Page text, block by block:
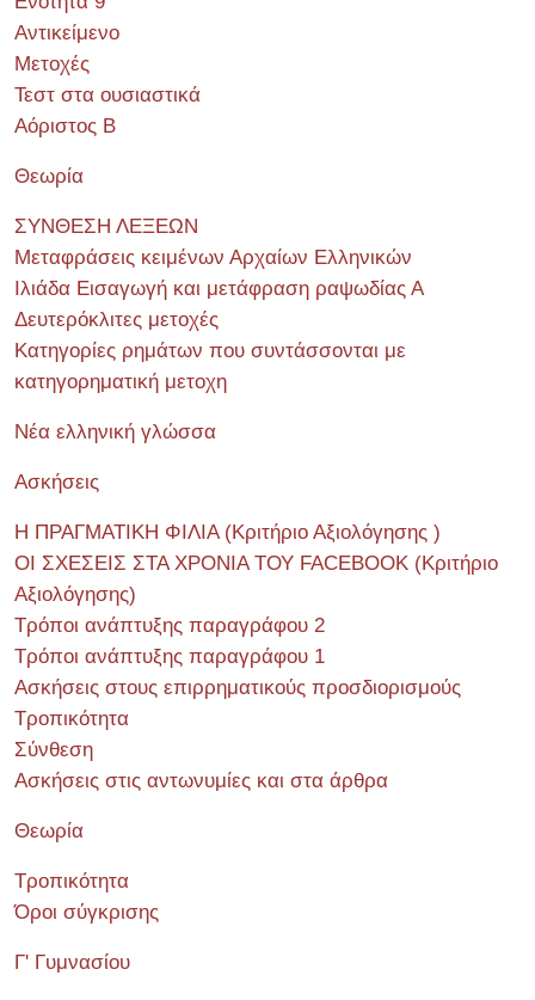
Αντικείμενο
Μετοχές
Τεστ στα ουσιαστικά
Αόριστος Β
Θεωρία
ΣΥΝΘΕΣΗ ΛΕΞΕΩΝ
Μεταφράσεις κειμένων Αρχαίων Ελληνικών
Ιλιάδα Εισαγωγή και μετάφραση ραψωδίας Α
Δευτερόκλιτες μετοχές
Κατηγορίες ρημάτων που συντάσσονται με
κατηγορηματική μετοχη
Νέα ελληνική γλώσσα
Ασκήσεις
Η ΠΡΑΓΜΑΤΙΚΗ ΦΙΛΙΑ (Κριτήριο Αξιολόγησης )
ΟΙ ΣΧΕΣΕΙΣ ΣΤΑ ΧΡΟΝΙΑ ΤΟΥ FACEBOOK (Kριτήριο
Αξιολόγησης)
Τρόποι ανάπτυξης παραγράφου 2
Τρόποι ανάπτυξης παραγράφου 1
Ασκήσεις στους επιρρηματικούς προσδιορισμούς
Τροπικότητα
Σύνθεση
Ασκήσεις στις αντωνυμίες και στα άρθρα
Θεωρία
Τροπικότητα
Όροι σύγκρισης
Γ' Γυμνασίου